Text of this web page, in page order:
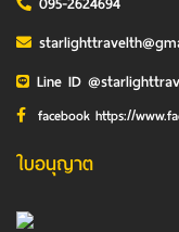
Line ID
facebook https://
ใบอนุญาต